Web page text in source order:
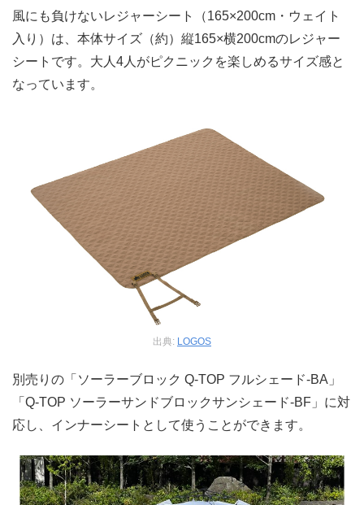
風にも負けないレジャーシート（165×200cm・ウェイト
入り）は、本体サイズ（約）縦165×横200cmのレジャー
シートです。大人4人がピクニックを楽しめるサイズ感と
なっています。
出典: LOGOS
別売りの「ソーラーブロック Q-TOP フルシェード-BA」
「Q-TOP ソーラーサンドブロックサンシェード-BF」に対
応し、インナーシートとして使うことができます。